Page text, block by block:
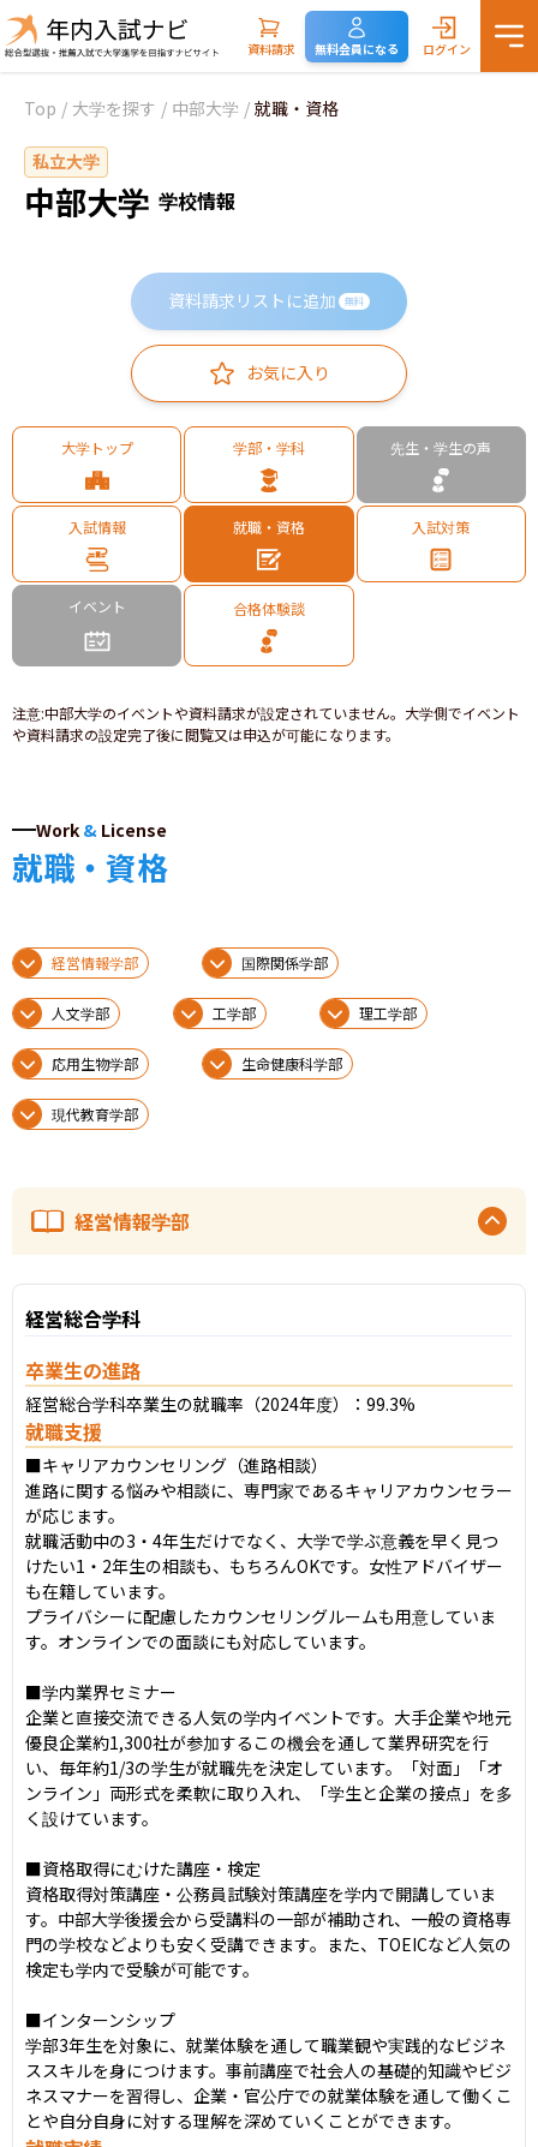
資料請求 無料会員になる ログイン
Top / 大学を探す / 中部大学 / 就職・資格
私立大学
中部大学 学校情報
資料請求リストに追加 無料
お気に入り
大学トップ 学部・学科 先生・学生の声
入試情報 就職・資格 入試対策
イベント 合格体験談
注意:中部大学のイベントや資料請求が設定されていません。大学側でイベント
や資料請求の設定完了後に閲覧又は申込が可能になります。
Work & License
就職・資格
経営情報学部 国際関係学部
人文学部 工学部 理工学部
応用生物学部 生命健康科学部
現代教育学部
経営情報学部
経営総合学科
卒業生の進路
経営総合学科卒業生の就職率（2024年度）：99.3%
就職支援
■キャリアカウンセリング（進路相談）
進路に関する悩みや相談に、専門家であるキャリアカウンセラー
が応じます。
就職活動中の3・4年生だけでなく、大学で学ぶ意義を早く見つ
けたい1・2年生の相談も、もちろんOKです。女性アドバイザー
も在籍しています。
プライバシーに配慮したカウンセリングルームも用意していま
す。オンラインでの面談にも対応しています。
■学内業界セミナー
企業と直接交流できる人気の学内イベントです。大手企業や地元
優良企業約1,300社が参加するこの機会を通して業界研究を行
い、毎年約1/3の学生が就職先を決定しています。「対面」「オ
ンライン」両形式を柔軟に取り入れ、「学生と企業の接点」を多
く設けています。
■資格取得にむけた講座・検定
資格取得対策講座・公務員試験対策講座を学内で開講していま
す。中部大学後援会から受講料の一部が補助され、一般の資格専
門の学校などよりも安く受講できます。また、TOEICなど人気の
検定も学内で受験が可能です。
■インターンシップ
学部3年生を対象に、就業体験を通して職業観や実践的なビジネ
ススキルを身につけます。事前講座で社会人の基礎的知識やビジ
ネスマナーを習得し、企業・官公庁での就業体験を通して働くこ
とや自分自身に対する理解を深めていくことができます。